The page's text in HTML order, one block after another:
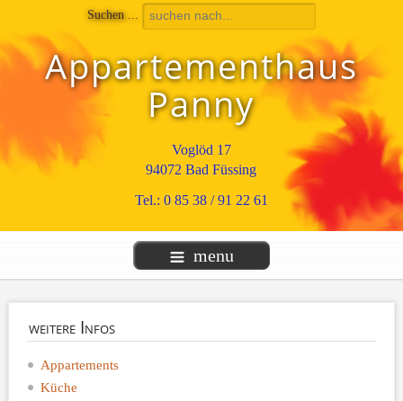
Suchen ...
Appartementhaus
Panny
Voglöd 17
94072 Bad Füssing
Tel.: 0 85 38 / 91 22 61
menu
weitereInfos
Appartements
Küche